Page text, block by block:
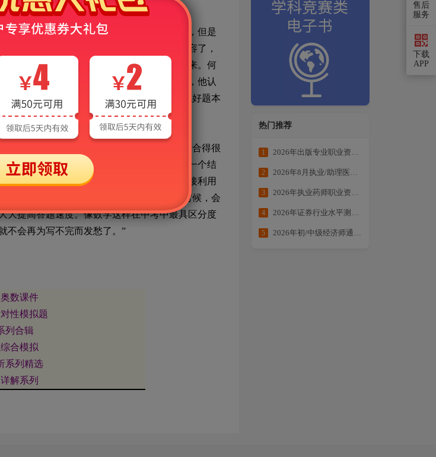
，从初一开始老师也让全班同学交错题本，但是
绩很好的同学，错题本上就基本没什么内容了，
短时期内都复习完，错题本的作用发挥不出来。何
法解题，比如蒙选择题的答案、套公式等等，他认
掉了非常可惜，何不把它们汇集起来
因此好题本
不会，而是题目设计巧妙，和许多知识点结合得很
度较大的题。第三类是很多大题最后让求证一个结
许会用得上，尤其是在答填空、选择题时直接利用
题本锦上添花，比如老师在讲二次函数的时候，会
大提高答题速度。像数学这样在中考中最具区分度
不会再为写不完而发愁了。”
数课件
性模拟题
列合辑
合模拟
系列精选
解系列
热门推荐
1 2026年出版专业职业资格考试学练结合冲刺备考
2 2026年8月执业/助理医师全科目复习资料
3 2026年执业药师职业资格考试提分大作战
4 2026年证券行业水平测试备考合集
5 2026年初/中级经济师通关方案：核心考点全拆解・备考不走弯路
售后
服务
下载
APP